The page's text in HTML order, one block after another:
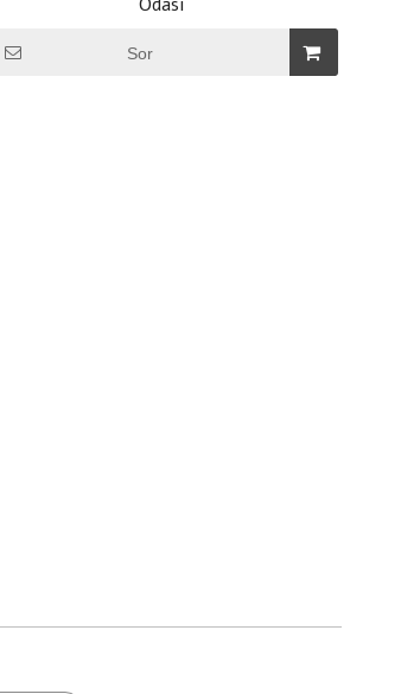
Otomotiv Tek Motorlu
Sor